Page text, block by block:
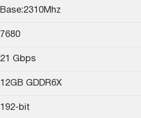
Base:2310Mhz
7680
21 Gbps
12GB GDDR6X
192-bit